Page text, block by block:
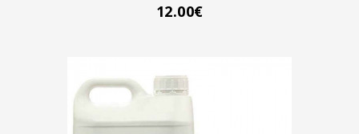
12.00€